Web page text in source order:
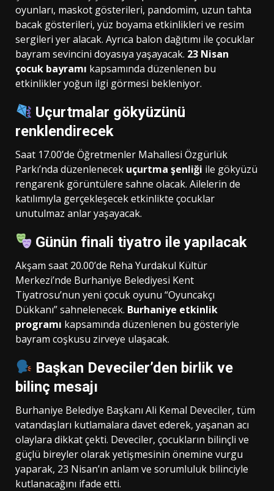
oyunları, maskot gösterileri, pandomim, uzun tahta
bacak gösterileri, yüz boyama etkinlikleri ve resim
sergileri yer alacak. Ayrıca balon dağıtımı ile çocuklar
bayram sevincini doyasıya yaşayacak. 23 Nisan
çocuk bayramı kapsamında düzenlenen bu
etkinlikler yoğun ilgi görmesi bekleniyor.
Uçurtmalar gökyüzünü
renklendirecek
Saat 17.00’de Öğretmenler Mahallesi Özgürlük
Parkı’nda düzenlenecek uçurtma şenliği ile gökyüzü
rengarenk görüntülere sahne olacak. Ailelerin de
katılımıyla gerçekleşecek etkinlikte çocuklar
unutulmaz anlar yaşayacak.
Günün finali tiyatro ile yapılacak
Akşam saat 20.00’de Reha Yurdakul Kültür
Merkezi’nde Burhaniye Belediyesi Kent
Tiyatrosu’nun yeni çocuk oyunu “Oyuncakçı
Dükkanı” sahnelenecek. Burhaniye etkinlik
programı kapsamında düzenlenen bu gösteriyle
bayram coşkusu zirveye ulaşacak.
Başkan Deveciler’den birlik ve
bilinç mesajı
Burhaniye Belediye Başkanı Ali Kemal Deveciler, tüm
vatandaşları kutlamalara davet ederek, yaşanan acı
olaylara dikkat çekti. Deveciler, çocukların bilinçli ve
güçlü bireyler olarak yetişmesinin önemine vurgu
yaparak, 23 Nisan’ın anlam ve sorumluluk bilinciyle
kutlanacağını ifade etti.